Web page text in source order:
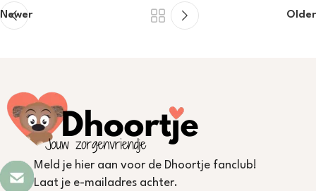
Newer Older
Meld je hier aan voor de Dhoortje fanclub!
Laat je e-mailadres achter.